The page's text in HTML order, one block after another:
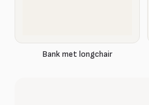
Bank met longchair